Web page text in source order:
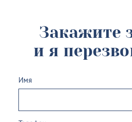
Закажите
и я
Имя